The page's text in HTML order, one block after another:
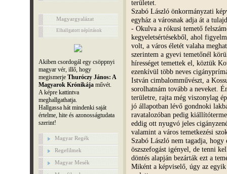
Magyargyalázat
Elhallgatott népírtások
Akiben csordogál egy csöppnyi
magyar vér, illő, hogy
megismerje Thuróczy János: A
Magyarok Krónikájaművét.
A képre kattintva
meghallgathatja.
Hallgassa hát mindenki saját
értelme, hite és azonosságtudata
szerint!
Magyar Regék
Regefilmek
Magyar Mesék
területet.
Szabó László önkormányzati
egyház a városnak adja át a
- Okulva a rókusi temető
kegyeletsértésekből, ahol
volt, a város életét valaha
szerintem a gyevi temetőnél
hírességet temettek el, köztük
ezenkívül több neves
István cimbalomművészt, a
sorolhatnám tovább a neveket.
területre, rajta még viszonylag
jó állapotban lévő gondnoki
ravatalozóban pedig
eddig ott nyugvó jeles
valamint a város temetkezési
Szabó László nem tagadja, hogy
öszszefogást igényel, de tenni
döntés alapján bezárták ezt a
Miként a képviselő, úgy az